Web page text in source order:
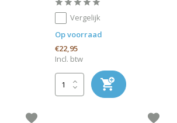
Vergelijk
Op voorraad
€22,95
Incl. btw